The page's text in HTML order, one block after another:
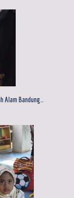
Alam Bandung…